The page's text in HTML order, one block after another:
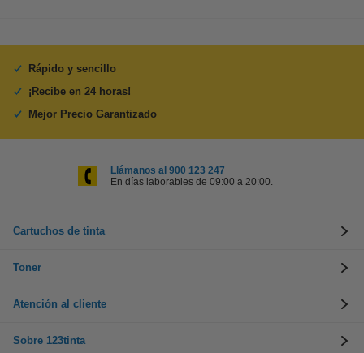
Rápido y sencillo
¡Recibe en 24 horas!
Mejor Precio Garantizado
Llámanos al 900 123 247
En días laborables de 09:00 a 20:00.
Cartuchos de tinta
Toner
Atención al cliente
Sobre 123tinta